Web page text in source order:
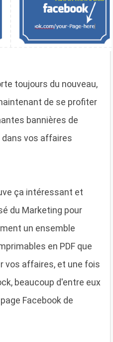
toujours du nouveau,
de se profiter
bannières de
vos affaires
ça intéressant et
du Marketing pour
un ensemble
en PDF que
vos affaires, et une fois
beaucoup d'entre eux
Facebook de